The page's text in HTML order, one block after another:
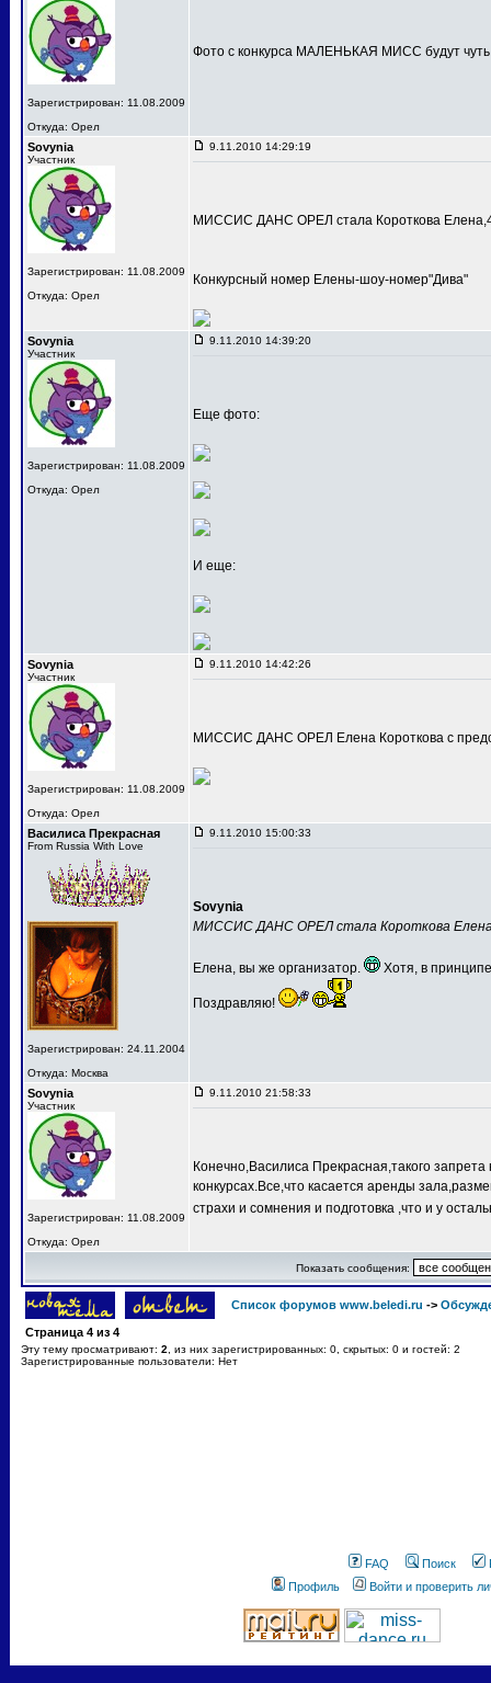
Зарегистрирован: 11.08.2009
Откуда: Орел
Фото с конкурса МАЛЕНЬКАЯ МИСС будут
Sovynia
Участник
Зарегистрирован: 11.08.2009
Откуда: Орел
9.11.2010 14:29:19
МИССИС ДАНС ОРЕЛ стала Короткова
Конкурсный номер Елены-шоу-номер"Дива"
Sovynia
Участник
Зарегистрирован: 11.08.2009
Откуда: Орел
9.11.2010 14:39:20
Еще фото:
И еще:
Sovynia
Участник
Зарегистрирован: 11.08.2009
Откуда: Орел
9.11.2010 14:42:26
МИССИС ДАНС ОРЕЛ Елена Короткова с
Василиса Прекрасная
From Russia With Love
Зарегистрирован: 24.11.2004
Откуда: Москва
9.11.2010 15:00:33
Sovynia
МИССИС ДАНС ОРЕЛ стала Короткова
Елена, вы же организатор. Хотя, в
Поздравляю!
Sovynia
Участник
Зарегистрирован: 11.08.2009
Откуда: Орел
9.11.2010 21:58:33
Конечно,Василиса Прекрасная,такого
конкурсах.Все,что касается аренды
страхи и сомнения и подготовка ,что и у
Показать сообщения:
Список форумов www.beledi.ru ->
Страница 4 из 4
Эту тему просматривают: 2 , из них зарегистрированных: 0, скрытых: 0 и гостей: 2
Зарегистрированные пользователи: Нет
FAQ Поиск
Профиль
Войти и проверить